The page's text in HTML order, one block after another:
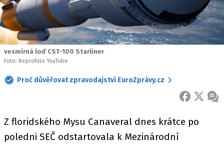
vesmírná loď CST-100 Starliner
Foto: Reprofoto YouTube
Proč důvěřovat zpravodajství EuroZprávy.cz
FACEBOOK
X
Z floridského Mysu Canaveral dnes krátce po
poledni SEČ odstartovala k Mezinárodní